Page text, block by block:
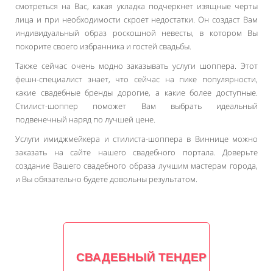
смотреться на Вас, какая укладка подчеркнет изящные черты
лица и при необходимости скроет недостатки. Он создаст Вам
индивидуальный образ роскошной невесты, в котором Вы
покорите своего избранника и гостей свадьбы.
Также сейчас очень модно заказывать услуги шоппера. Этот
фешн-специалист знает, что сейчас на пике популярности,
какие свадебные бренды дорогие, а какие более доступные.
Стилист-шоппер поможет Вам выбрать идеальный
подвенечный наряд по лучшей цене.
Услуги имиджмейкера и стилиста-шоппера в Виннице можно
заказать на сайте нашего свадебного портала. Доверьте
создание Вашего свадебного образа лучшим мастерам города,
и Вы обязательно будете довольны результатом.
СВАДЕБНЫЙ ТЕНДЕР